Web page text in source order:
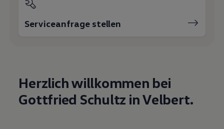
Service und Ersatzteile
Inspektion und HU/AU
Volkswagen Teile
Zubehör
Modellspezifisches Zubehör
Serviceanfrage stellen
Herzlich willkommen bei
Gottfried Schultz in Velbert.